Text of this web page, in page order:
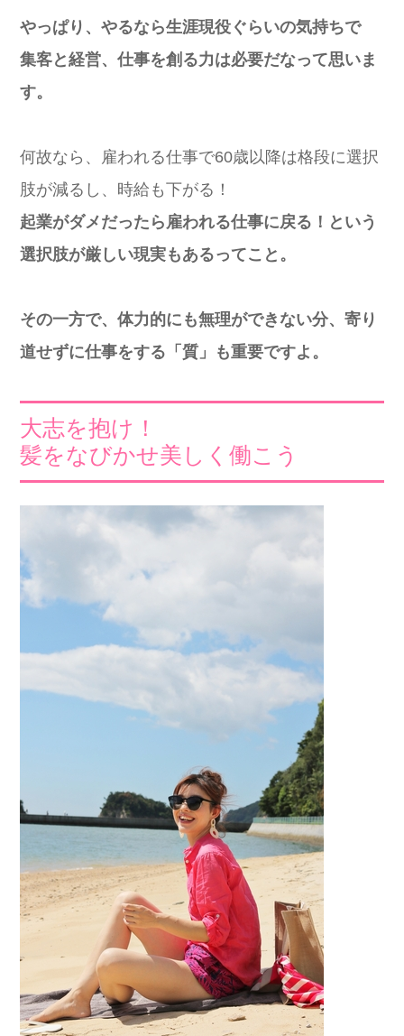
やっぱり、やるなら生涯現役ぐらいの気持ちで
集客と経営、仕事を創る力は必要だなって思いま
す。
何故なら、雇われる仕事で60歳以降は格段に選択
肢が減るし、時給も下がる！
起業がダメだったら雇われる仕事に戻る！という
選択肢が厳しい現実もあるってこと。
その一方で、体力的にも無理ができない分、寄り
道せずに仕事をする「質」も重要ですよ。
大志を抱け！
髪をなびかせ美しく働こう